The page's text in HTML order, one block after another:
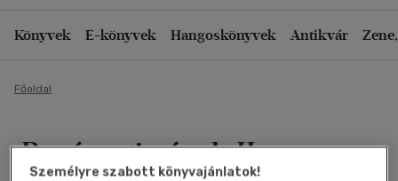
Könyvek E-könyvek Hangoskönyvek Antikvár
Főoldal
Borászati gépek II
Személyre szabott könyvajánlatok!